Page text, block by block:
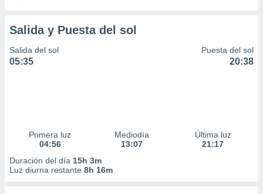
Salida y Puesta del sol
Salida del sol
05:35
Puesta del sol
20:38
Primera luz
04:56
Mediodía
13:07
Última luz
21:17
Duración del día 15h 3m
Luz diurna restante 8h 16m